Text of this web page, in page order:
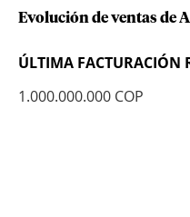
Evolución de ventas de
ÚLTIMA FACTURACIÓN
1.000.000.000 COP